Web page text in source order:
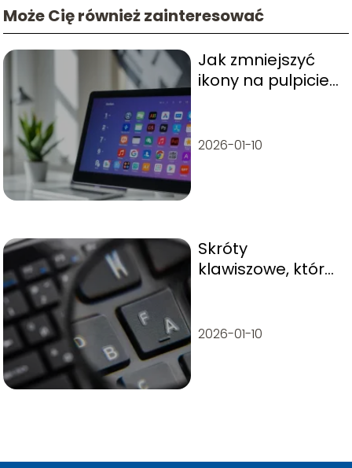
Może Cię również zainteresować
Jak zmniejszyć
ikony na pulpicie
przewodnik
2026-01-10
Skróty
klawiszowe, które
zwiększenie
2026-01-10